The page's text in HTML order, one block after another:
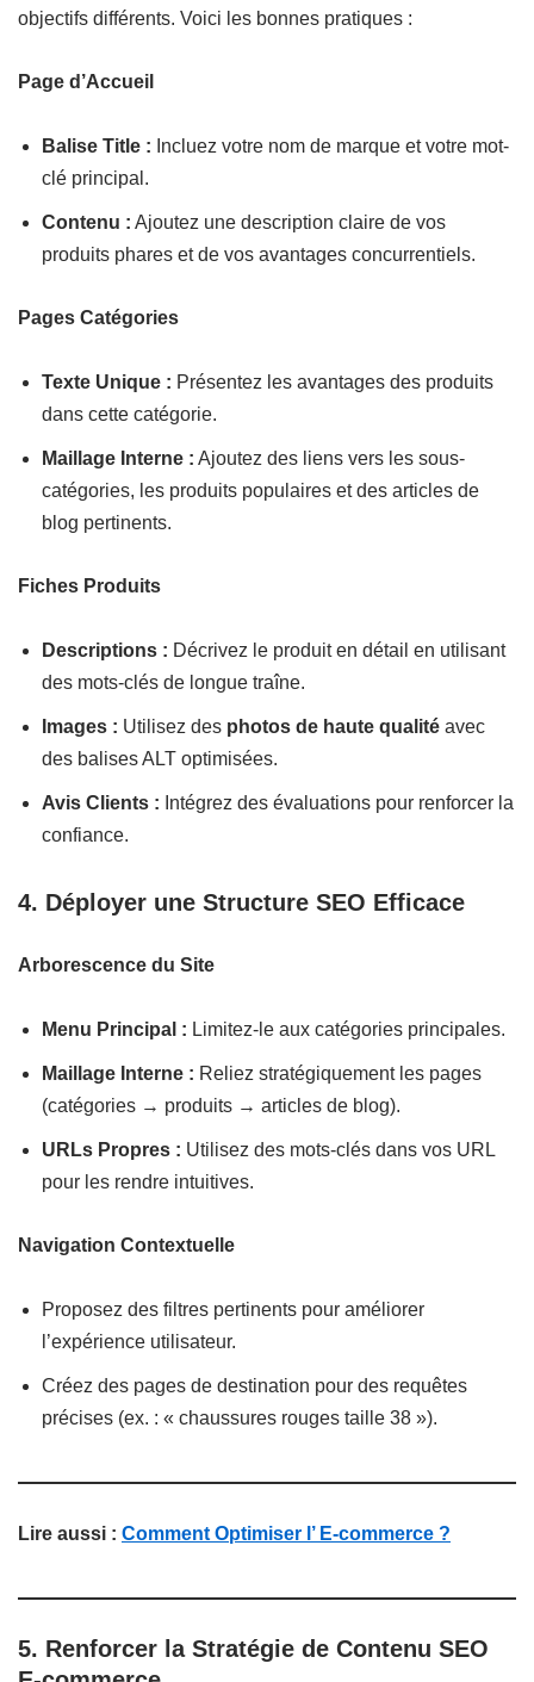
objectifs différents. Voici les bonnes pratiques :
Page d’Accueil
Balise Title : Incluez votre nom de marque et votre mot-
clé principal.
Contenu : Ajoutez une description claire de vos
produits phares et de vos avantages concurrentiels.
Pages Catégories
Texte Unique : Présentez les avantages des produits
dans cette catégorie.
Maillage Interne : Ajoutez des liens vers les sous-
catégories, les produits populaires et des articles de
blog pertinents.
Fiches Produits
Descriptions : Décrivez le produit en détail en utilisant
des mots-clés de longue traîne.
Images : Utilisez des photos de haute qualité avec
des balises ALT optimisées.
Avis Clients : Intégrez des évaluations pour renforcer la
confiance.
4. Déployer une Structure SEO Efficace
Arborescence du Site
Menu Principal : Limitez-le aux catégories principales.
Maillage Interne : Reliez stratégiquement les pages
(catégories → produits → articles de blog).
URLs Propres : Utilisez des mots-clés dans vos URL
pour les rendre intuitives.
Navigation Contextuelle
Proposez des filtres pertinents pour améliorer
l’expérience utilisateur.
Créez des pages de destination pour des requêtes
précises (ex. : « chaussures rouges taille 38 »).
Lire aussi : Comment Optimiser l’ E-commerce ?
5. Renforcer la Stratégie de Contenu SEO